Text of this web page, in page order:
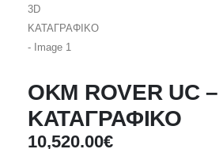
ΟΚΜ ROVER UC –
ΚΑΤΑΓΡΑΦΙΚΟ
10,520.00€